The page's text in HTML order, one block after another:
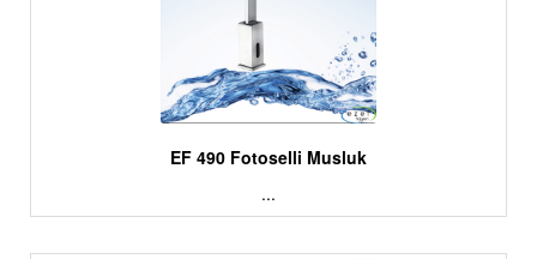
EF 490 Fotoselli Musluk
...